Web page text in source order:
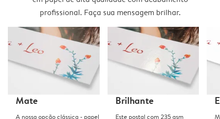
profissional. Faça sua mensagem brilhar.
Mate
A nossa opção clássica - papel
Brilhante
Este postal com 235 gsm